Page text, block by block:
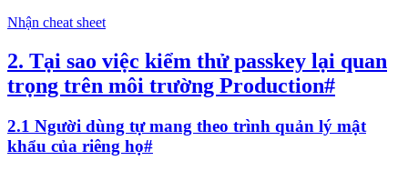
Nhận cheat sheet
2. Tại sao việc kiểm thử passkey lại quan
trọng trên môi trường Production#
2.1 Người dùng tự mang theo trình quản lý mật
khẩu của riêng họ#